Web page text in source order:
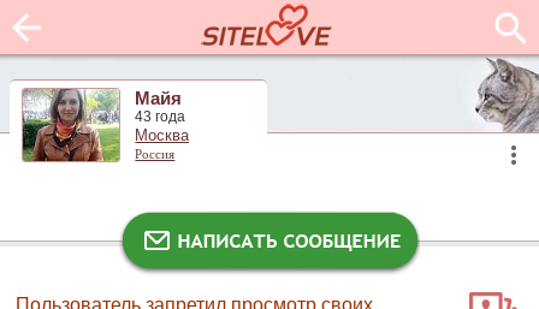
Майя
43 года
Москва
Россия
Пользователь запретил просмотр своих